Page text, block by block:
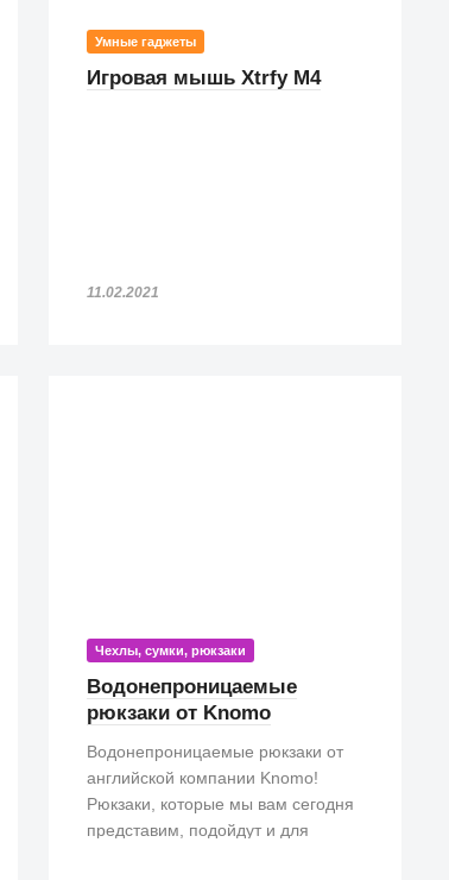
Умные гаджеты
Игровая мышь Xtrfy M4
11.02.2021
Чехлы, сумки, рюкзаки
Водонепроницаемые
рюкзаки от Knomo
Водонепроницаемые рюкзаки от
английской компании Knomo!
Рюкзаки, которые мы вам сегодня
представим, подойдут и для